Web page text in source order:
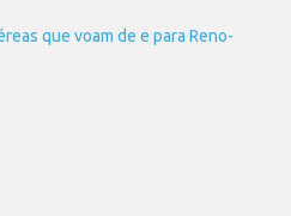
que voam de e para Reno-